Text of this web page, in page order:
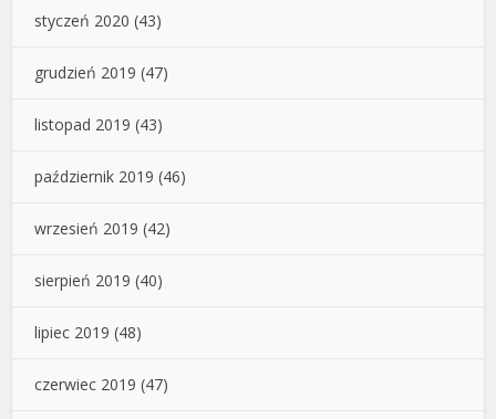
styczeń 2020 (43)
grudzień 2019 (47)
listopad 2019 (43)
październik 2019 (46)
wrzesień 2019 (42)
sierpień 2019 (40)
lipiec 2019 (48)
czerwiec 2019 (47)